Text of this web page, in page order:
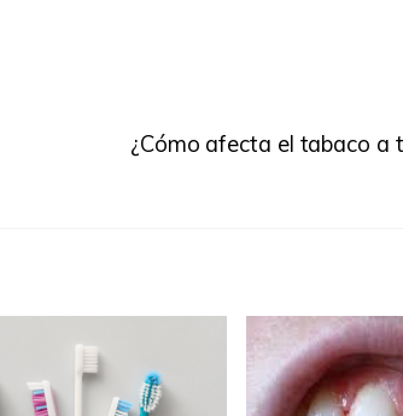
¿Cómo afecta el tabaco a